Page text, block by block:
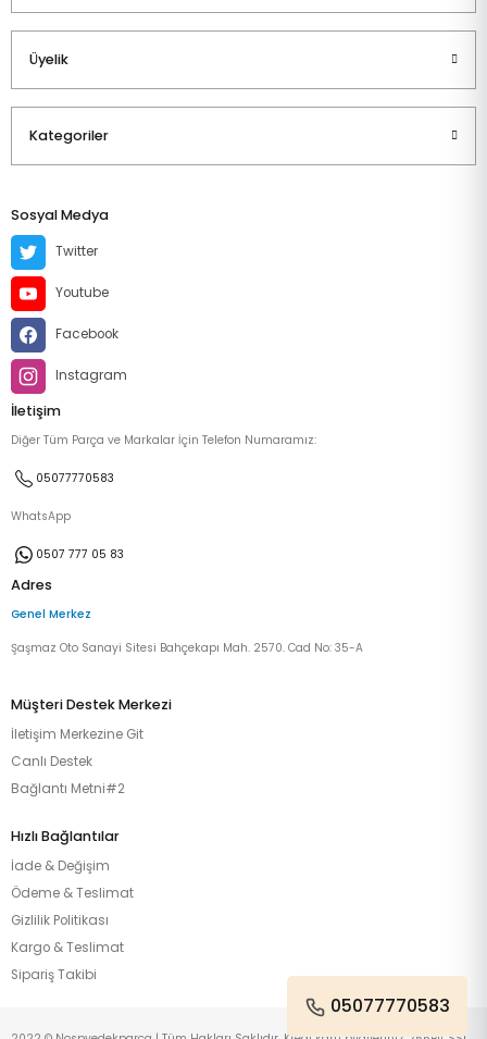
Üyelik
Kategoriler
Sosyal Medya
Twitter
Youtube
Facebook
Instagram
İletişim
Diğer Tüm Parça ve Markalar İçin Telefon Numaramız:
05077770583
WhatsApp
0507 777 05 83
Adres
Genel Merkez
Şaşmaz Oto Sanayi Sitesi Bahçekapı Mah. 2570. Cad No: 35-A
Müşteri Destek Merkezi
İletişim Merkezine Git
Canlı Destek
Bağlantı Metni#2
Hızlı Bağlantılar
İade & Değişim
Ödeme & Teslimat
Gizlilik Politikası
Kargo & Teslimat
Sipariş Takibi
05077770583